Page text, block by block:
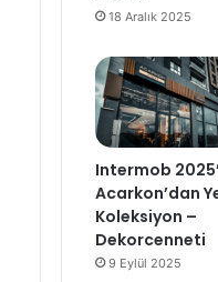
18 Aralık 2025
Intermob
Acarkon’dan
Koleksiyon –
Dekorcenneti
9 Eylül 2025